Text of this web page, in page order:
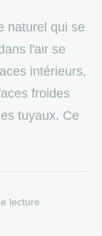
naturel qui se
l'air se
intérieurs,
froides
tuyaux. Ce
lecture